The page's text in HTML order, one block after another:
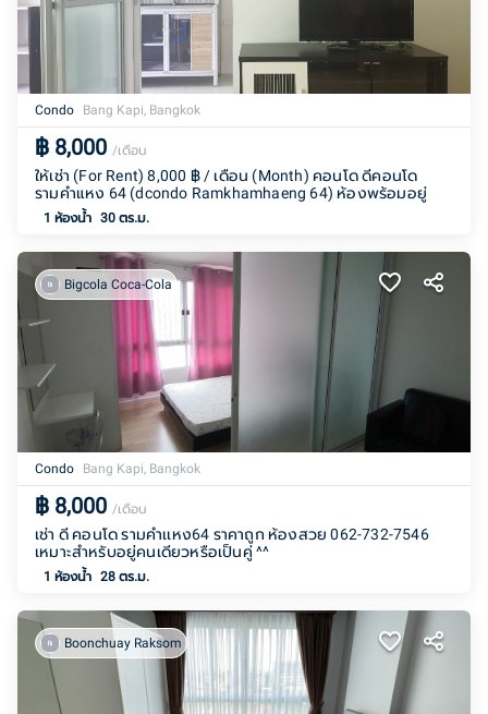
Condo Bang Kapi, Bangkok
฿ 8,000 /เดือน
ให้เช่า (For Rent) 8,000 ฿ / เดือน (Month) คอนโด ดีคอนโด
รามคำแหง 64 (dcondo Ramkhamhaeng 64) ห้องพร้อมอยู่
1 ห้องน้ำ 30 ตร.ม.
Bigcola Coca-Cola
Condo Bang Kapi, Bangkok
฿ 8,000 /เดือน
เช่า ดี คอนโด รามคำเเหง64 ราคาถูก ห้องสวย 062-732-7546
เหมาะสำหรับอยู่คนเดียวหรือเป็นคู่ ^^
1 ห้องน้ำ 28 ตร.ม.
Boonchuay Raksom